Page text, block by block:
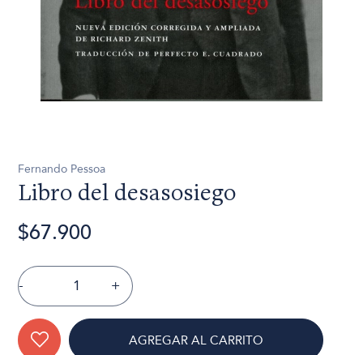
Fernando Pessoa
Libro del desasosiego
$67.900
- +
AGREGAR AL CARRITO